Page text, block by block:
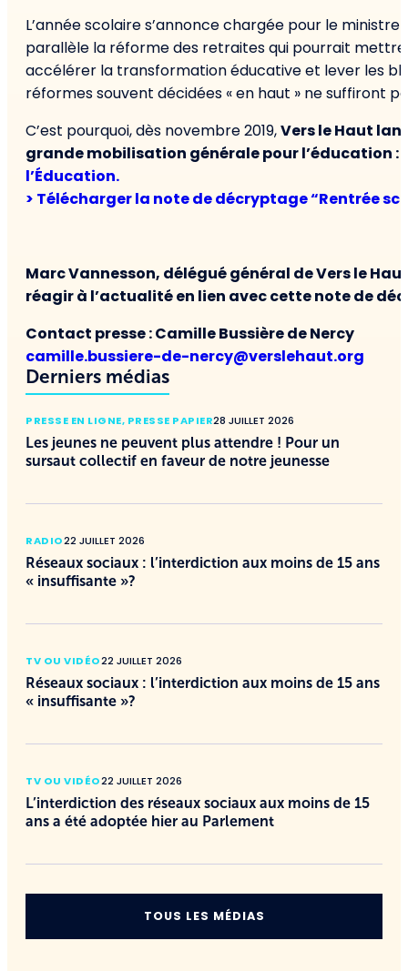
L’année scolaire s’annonce chargée pour le ministre
parallèle la réforme des retraites qui pourrait mettre
accélérer la transformation éducative et lever les
réformes souvent décidées « en haut » ne suffiront
C’est pourquoi, dès novembre 2019,Vers le Haut
grande mobilisation générale pour l’éducation :
l’Éducation.
> Télécharger la note de décryptage “Rentrée
Marc Vannesson, délégué général de Vers le
réagir à l’actualité en lien avec cette note de
Contact presse : Camille Bussière de Nercy
camille.bussiere-de-nercy@verslehaut.org
Derniers médias
PRESSE EN LIGNE, PRESSE PAPIER28 JUILLET 2026
Les jeunes ne peuvent plus attendre ! Pour un
sursaut collectif en faveur de notre jeunesse
RADIO22 JUILLET 2026
Réseaux sociaux : l’interdiction aux moins de 15 ans
« insuffisante »?
TV OU VIDÉO22 JUILLET 2026
Réseaux sociaux : l’interdiction aux moins de 15 ans
« insuffisante »?
TV OU VIDÉO22 JUILLET 2026
L’interdiction des réseaux sociaux aux moins de 15
ans a été adoptée hier au Parlement
TOUS LES MÉDIAS